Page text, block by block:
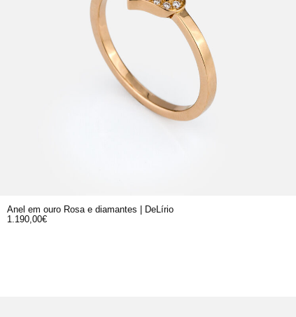
Anel em ouro Rosa e diamantes | DeLírio
1.190,00€